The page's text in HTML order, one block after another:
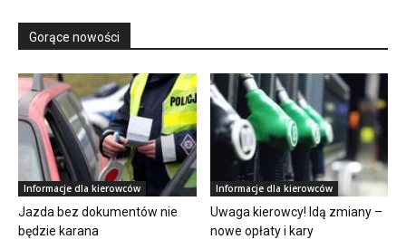
Gorące nowości
Informacje dla kierowców
Jazda bez dokumentów nie
będzie karana
Informacje dla kierowców
Uwaga kierowcy! Idą zmiany –
nowe opłaty i kary